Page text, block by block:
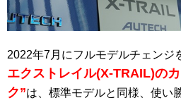
2022年7月にフルモデルチェンジ
エクストレイル(X-TRAIL)の
ク”は、標準モデルと同様、使い